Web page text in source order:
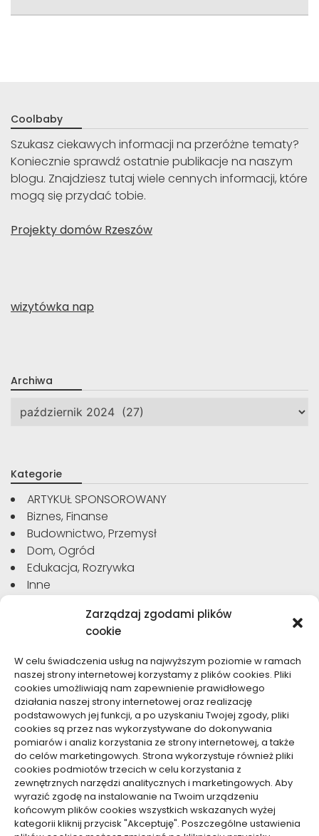
Zarządzaj zgodami plików
cookie
W celu świadczenia usług na najwyższym poziomie w ramach
naszej strony internetowej korzystamy z plików cookies. Pliki
cookies umożliwiają nam zapewnienie prawidłowego
działania naszej strony internetowej oraz realizację
podstawowych jej funkcji, a po uzyskaniu Twojej zgody, pliki
cookies są przez nas wykorzystywane do dokonywania
pomiarów i analiz korzystania ze strony internetowej, a także
do celów marketingowych. Strona wykorzystuje również pliki
cookies podmiotów trzecich w celu korzystania z
zewnętrznych narzędzi analitycznych i marketingowych. Aby
wyrazić zgodę na instalowanie na Twoim urządzeniu
końcowym plików cookies wszystkich wskazanych wyżej
kategorii kliknij przycisk "Akceptuję". Poszczególne ustawienia
Coolbaby
Szukasz ciekawych informacji na przeróżne tematy?
Koniecznie sprawdź ostatnie publikacje na naszym
blogu. Znajdziesz tutaj wiele cennych informacji, które
mogą się przydać tobie.
Projekty domów Rzeszów
wizytówka nap
Archiwa
Archiwa
Kategorie
ARTYKUŁ SPONSOROWANY
Biznes, Finanse
Budownictwo, Przemysł
Dom, Ogród
Edukacja, Rozrywka
Inne
Motoryzacja, Transport
Sport, Turystyka
Technologie
Usługi
Zdrowie, Medycyna
Dolącz do nas
Lubisz pisać teksty i chciałbyś się podzielić swoją
wiedzą z innymi? Dołącz do nas już teraz. Podziel się
swoją wiedzą z innymi.